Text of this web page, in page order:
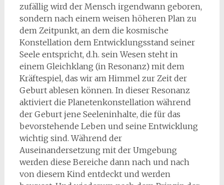
zufällig wird der Mensch irgendwann geboren,
sondern nach einem weisen höheren Plan zu
dem Zeitpunkt, an dem die kosmische
Konstellation dem Entwicklungsstand seiner
Seele entspricht, d.h. sein Wesen steht in
einem Gleichklang (in Resonanz) mit dem
Kräftespiel, das wir am Himmel zur Zeit der
Geburt ablesen können. In dieser Resonanz
aktiviert die Planetenkonstellation während
der Geburt jene Seeleninhalte, die für das
bevorstehende Leben und seine Entwicklung
wichtig sind. Während der
Auseinandersetzung mit der Umgebung
werden diese Bereiche dann nach und nach
von diesem Kind entdeckt und werden